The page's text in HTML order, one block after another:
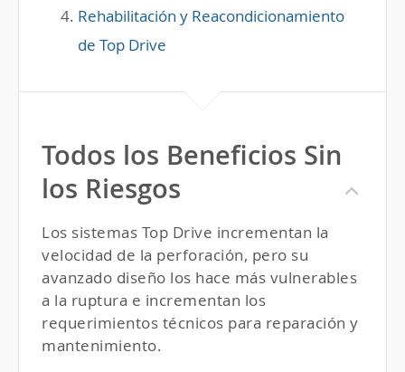
Rehabilitación y Reacondicionamiento
de Top Drive
Todos los Beneficios Sin
los Riesgos
Los sistemas Top Drive incrementan la
velocidad de la perforación, pero su
avanzado diseño los hace más vulnerables
a la ruptura e incrementan los
requerimientos técnicos para reparación y
mantenimiento.